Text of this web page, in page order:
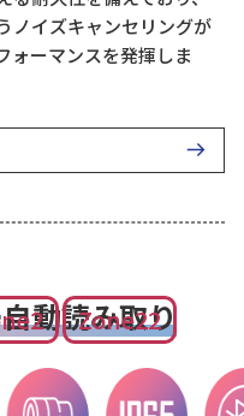
ノイズキャンセリングが
ォーマンスを発揮しま
動読み取り
Zone22